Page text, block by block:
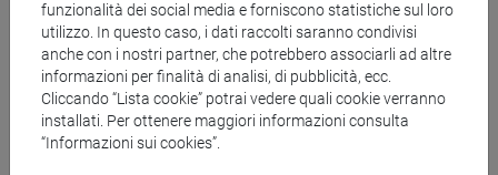
Corsi di studio e percorsi
[FM2] SCIENZE DELL'ANTICHITÀ:
LETTERATURE, STORIA E ARCHEOLOGIA -
Laurea magistrale (DM270)
archeologia/filologia, letterature e storia
funzionalità dei social media e forniscono statistiche sul loro
utilizzo. In questo caso, i dati raccolti saranno condivisi
anche con i nostri partner, che potrebbero associarli ad altre
informazioni per finalità di analisi, di pubblicità, ecc.
Cliccando “Lista cookie” potrai vedere quali cookie verranno
installati. Per ottenere maggiori informazioni consulta
“Informazioni sui cookies”.